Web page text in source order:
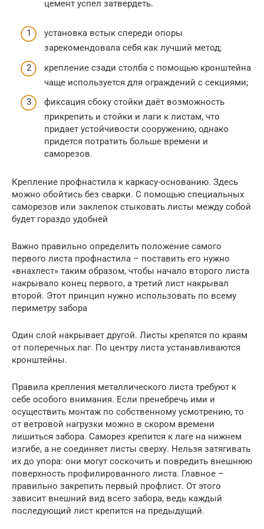
цемент успел затвердеть.
установка встык спереди опоры
зарекомендовала себя как лучший метод;
крепление сзади столба с помощью кронштейна
чаще используется для ограждений с секциями;
фиксация сбоку стойки даёт возможность
прикрепить и стойки и лаги к листам, что
придает устойчивости сооружению, однако
придется потратить больше времени и
саморезов.
Крепление профнастила к каркасу-основанию. Здесь
можно обойтись без сварки. С помощью специальных
саморезов или заклепок стыковать листы между собой
будет гораздо удобней
Важно правильно определить положение самого
первого листа профнастила – поставить его нужно
«внахлест» таким образом, чтобы начало второго листа
накрывало конец первого, а третий лист накрывал
второй. Этот принцип нужно использовать по всему
периметру забора
Один слой накрывает другой. Листы крепятся по краям
от поперечных лаг. По центру листа устанавливаются
кронштейны.
Правила крепления металлического листа требуют к
себе особого внимания. Если пренебречь ими и
осуществить монтаж по собственному усмотрению, то
от ветровой нагрузки можно в скором времени
лишиться забора. Саморез крепится к лаге на нижнем
изгибе, а не соединяет листы сверху. Нельзя затягивать
их до упора: они могут соскочить и повредить внешнюю
поверхность профилированного листа. Главное –
правильно закрепить первый профлист. От этого
зависит внешний вид всего забора, ведь каждый
последующий лист крепится на предыдущий.